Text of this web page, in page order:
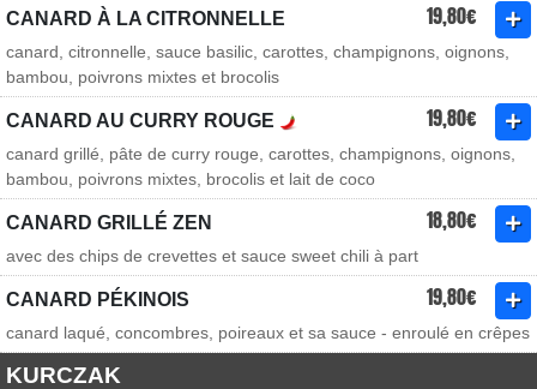
CANARD À LA CITRONNELLE 19,80€
canard, citronnelle, sauce basilic, carottes, champignons, oignons,
bambou, poivrons mixtes et brocolis
CANARD AU CURRY ROUGE 19,80€
canard grillé, pâte de curry rouge, carottes, champignons, oignons,
bambou, poivrons mixtes, brocolis et lait de coco
CANARD GRILLÉ ZEN 18,80€
avec des chips de crevettes et sauce sweet chili à part
CANARD PÉKINOIS 19,80€
canard laqué, concombres, poireaux et sa sauce - enroulé en crêpes
KURCZAK